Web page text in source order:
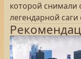
которой снимали
легендарной саги